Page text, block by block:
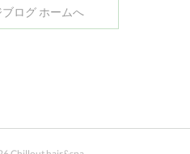
ログ ホームへ